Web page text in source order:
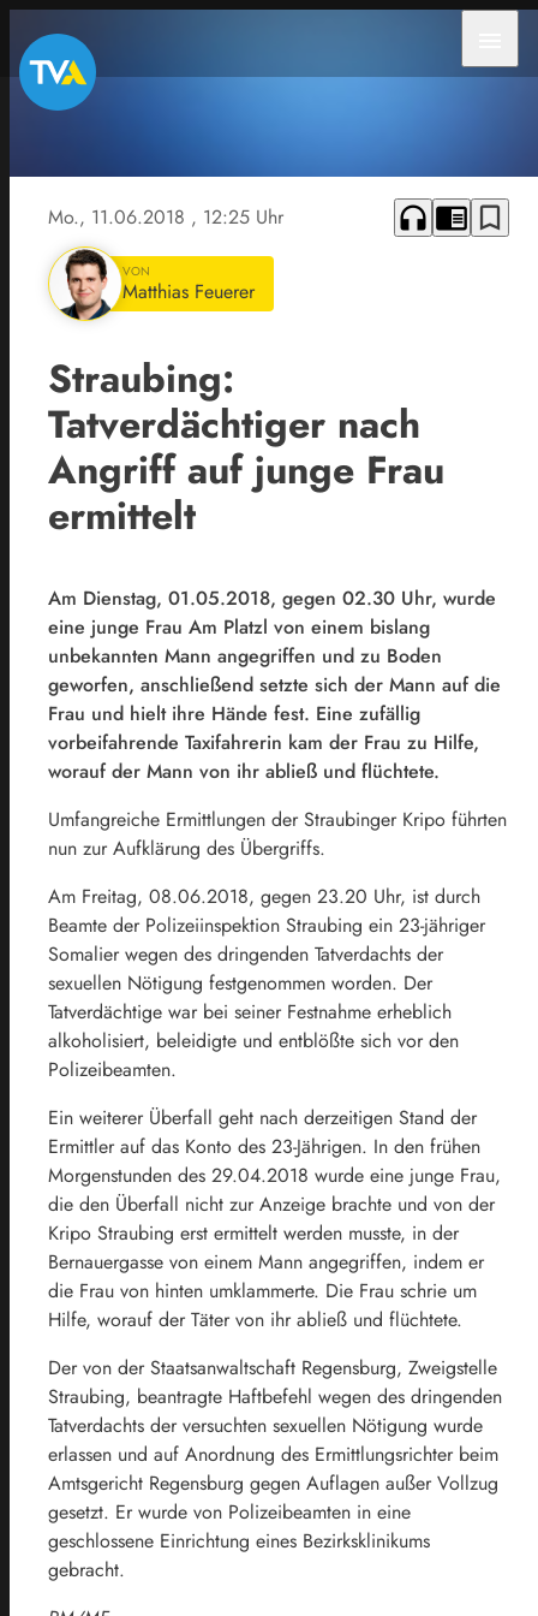
Mo., 11.06.2018 , 12:25 Uhr headphones chrome_reader_mode bookmark_border
VON
Matthias Feuerer
Straubing:
Tatverdächtiger nach
Angriff auf junge Frau
ermittelt
Am Dienstag, 01.05.2018, gegen 02.30 Uhr, wurde
eine junge Frau Am Platzl von einem bislang
unbekannten Mann angegriffen und zu Boden
geworfen, anschließend setzte sich der Mann auf die
Frau und hielt ihre Hände fest. Eine zufällig
vorbeifahrende Taxifahrerin kam der Frau zu Hilfe,
worauf der Mann von ihr abließ und flüchtete.
Umfangreiche Ermittlungen der Straubinger Kripo führten
nun zur Aufklärung des Übergriffs.
Am Freitag, 08.06.2018, gegen 23.20 Uhr, ist durch
Beamte der Polizeiinspektion Straubing ein 23-jähriger
Somalier wegen des dringenden Tatverdachts der
sexuellen Nötigung festgenommen worden. Der
Tatverdächtige war bei seiner Festnahme erheblich
alkoholisiert, beleidigte und entblößte sich vor den
Polizeibeamten.
Ein weiterer Überfall geht nach derzeitigen Stand der
Ermittler auf das Konto des 23-Jährigen. In den frühen
Morgenstunden des 29.04.2018 wurde eine junge Frau,
die den Überfall nicht zur Anzeige brachte und von der
Kripo Straubing erst ermittelt werden musste, in der
Bernauergasse von einem Mann angegriffen, indem er
die Frau von hinten umklammerte. Die Frau schrie um
Hilfe, worauf der Täter von ihr abließ und flüchtete.
Der von der Staatsanwaltschaft Regensburg, Zweigstelle
Straubing, beantragte Haftbefehl wegen des dringenden
Tatverdachts der versuchten sexuellen Nötigung wurde
erlassen und auf Anordnung des Ermittlungsrichter beim
Amtsgericht Regensburg gegen Auflagen außer Vollzug
gesetzt. Er wurde von Polizeibeamten in eine
geschlossene Einrichtung eines Bezirksklinikums
gebracht.